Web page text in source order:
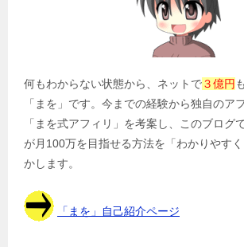
何もわからない状態から、ネットで３億円
「まを」です。今までの経験から独自のア
「まを式アフィリ」を考案し、このブログ
が月100万を目指せる方法を「わかりやす
かします。
「まを」自己紹介ページ